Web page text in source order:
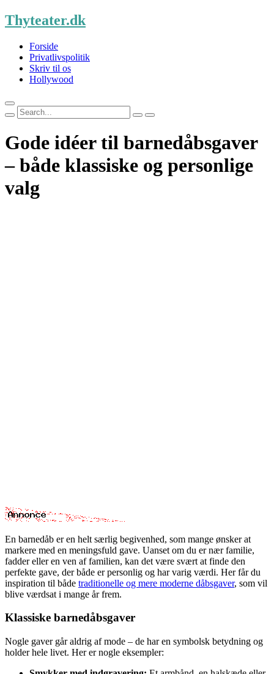
Skip
to
Thyteater.dk
Forside
Privatlivspolitik
Skriv til os
Hollywood
Search
for:
Gode idéer til barnedåbsgaver
– både klassiske og personlige
valg
En barnedåb er en helt særlig begivenhed, som mange ønsker at
markere med en meningsfuld gave. Uanset om du er nær familie,
fadder eller en ven af familien, kan det være svært at finde den
perfekte gave, der både er personlig og har varig værdi. Her får du
inspiration til både traditionelle og mere moderne dåbsgaver, som vil
blive værdsat i mange år frem.
Klassiske barnedåbsgaver
Nogle gaver går aldrig af mode – de har en symbolsk betydning og
holder hele livet. Her er nogle eksempler: